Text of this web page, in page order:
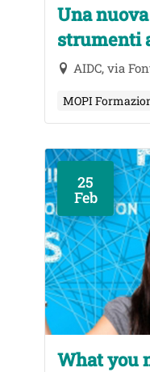
Una
strumenti
business
AIDC, via
MOPI
25
Feb
What you